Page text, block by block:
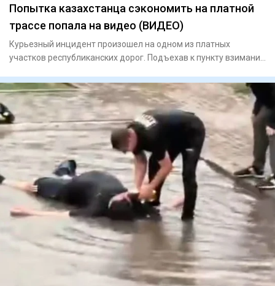
Попытка казахстанца сэкономить на платной
трассе попала на видео (ВИДЕО)
Курьезный инцидент произошел на одном из платных
участков республиканских дорог. Подъехав к пункту взимания